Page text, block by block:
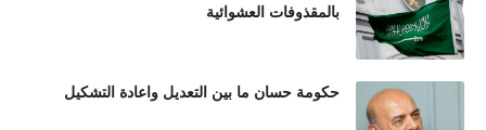
بالمقذوفات العشوائية
حكومة حسان ما بين التعديل واعادة التشكيل